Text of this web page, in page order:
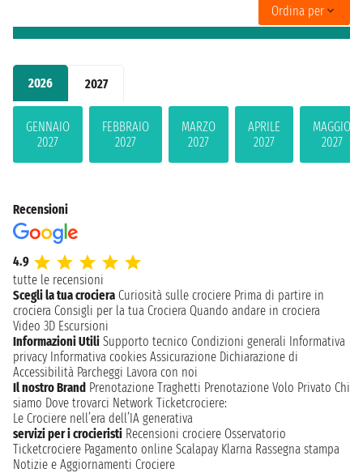
2026 2027
GENNAIO
2027
FEBBRAIO
2027
MARZO
2027
APRILE
2027
MAGGIO
2027
Ordina per
Recensioni
4.9
tutte le recensioni
Scegli la tua crociera Curiosità sulle crociere Prima di partire in
crociera Consigli per la tua Crociera Quando andare in crociera
Video 3D Escursioni
Informazioni Utili Supporto tecnico Condizioni generali Informativa
privacy Informativa cookies Assicurazione Dichiarazione di
Accessibilità Parcheggi Lavora con noi
Il nostro Brand Prenotazione Traghetti Prenotazione Volo Privato Chi
siamo Dove trovarci Network Ticketcrociere:
Le Crociere nell’era dell’IA generativa
servizi per i crocieristi Recensioni crociere Osservatorio
Ticketcrociere Pagamento online Scalapay Klarna Rassegna stampa
Notizie e Aggiornamenti Crociere